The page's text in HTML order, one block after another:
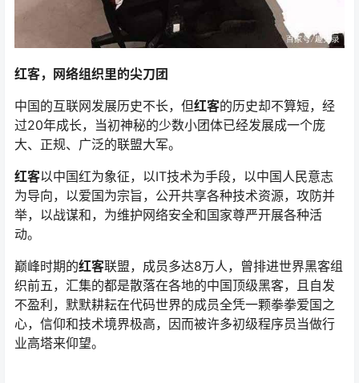
红客，网络组织里的尖刀团
中国的互联网发展历史不长，但红客的历史却不算短，经
过20年成长，当初神秘的少数小团体已经发展成一个庞
大、正规、广泛的联盟大军。
红客以中国红为象征，以IT技术为手段，以中国人民意志
为导向，以爱国为宗旨，公开共享各种技术资源，攻防并
举，以战谋和，为维护网络安全和国家尊严开展各种活
动。
巅峰时期的红客联盟，成员多达8万人，曾排进世界黑客组
织前五，汇集的都是散落在各地的中国顶级黑客，且自发
不盈利，默默耕耘在代码世界的成员全凭一颗拳拳爱国之
心，信仰和技术境界极高，因而被许多初级程序员当做行
业高塔来仰望。